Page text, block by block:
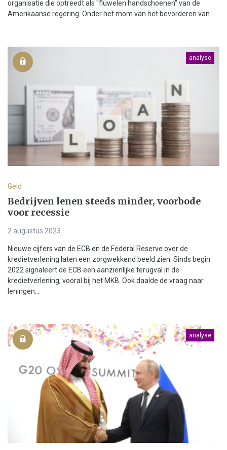
organisatie die optreedt als "fluwelen handschoenen" van de
Amerikaanse regering. Onder het mom van het bevorderen van...
analyse
Geld
Bedrijven lenen steeds minder, voorbode
voor recessie
2 augustus 2023
Nieuwe cijfers van de ECB en de Federal Reserve over de
kredietverlening laten een zorgwekkend beeld zien. Sinds begin
2022 signaleert de ECB een aanzienlijke terugval in de
kredietverlening, vooral bij het MKB. Ook daalde de vraag naar
leningen...
analyse